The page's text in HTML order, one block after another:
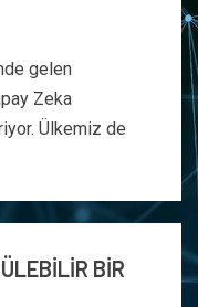
gelen
Zeka
Ülkemiz de
BİR